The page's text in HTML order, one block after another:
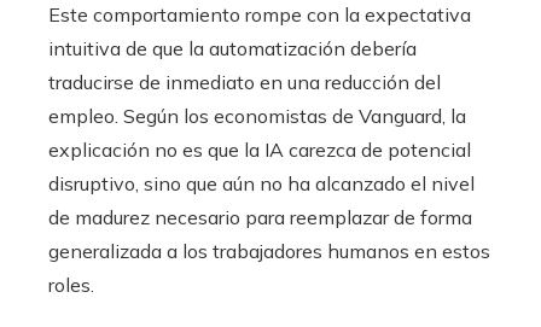
Este comportamiento rompe con la expectativa
intuitiva de que la automatización debería
traducirse de inmediato en una reducción del
empleo. Según los economistas de Vanguard, la
explicación no es que la IA carezca de potencial
disruptivo, sino que aún no ha alcanzado el nivel
de madurez necesario para reemplazar de forma
generalizada a los trabajadores humanos en estos
roles.